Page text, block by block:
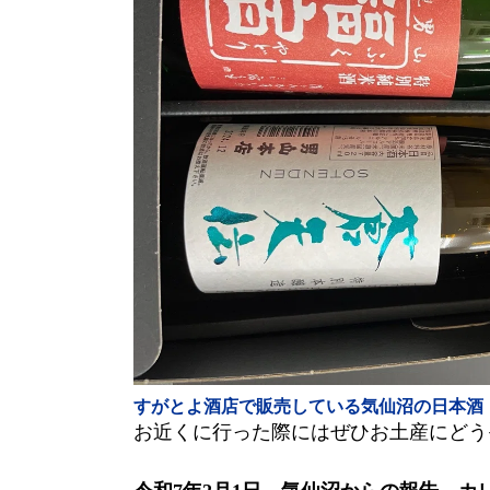
すがとよ酒店で販売している気仙沼の日本酒
お近くに行った際にはぜひお土産にど